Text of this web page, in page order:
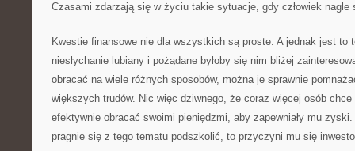
Czasami zdarzają się w życiu takie sytuacje, gdy człowiek nagle
Kwestie finansowe nie dla wszystkich są proste. A jednak jest to
niesłychanie lubiany i pożądane byłoby się nim bliżej
obracać na wiele różnych sposobów, można je sprawnie
większych trudów. Nic więc dziwnego, że coraz więcej osób
efektywnie obracać swoimi pieniędzmi, aby zapewniały mu
pragnie się z tego tematu podszkolić, to przyczyni mu się